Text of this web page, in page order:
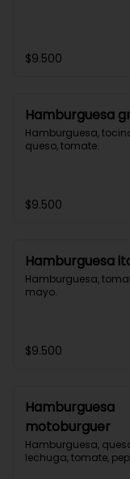
$9.500
Hamburguesa
Hamburguesa,
queso, tomate.
$9.500
Hamburguesa
Hamburguesa,
mayo.
$9.500
Hamburguesa
motoburguer
Hamburguesa,
lechuga, tomate,